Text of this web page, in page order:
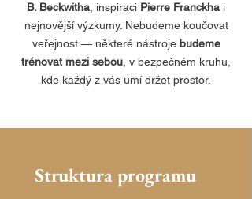
B. Beckwitha , inspiraci Pierre Franckha i
nejnovější výzkumy. Nebudeme koučovat
veřejnost — některé nástroje budeme
trénovat mezi sebou , v bezpečném kruhu,
kde každý z vás umí držet prostor.
Struktura programu